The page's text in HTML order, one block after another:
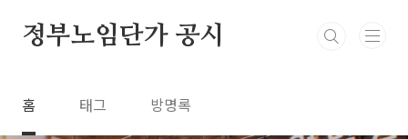
정부노임단가 공시
홈 태그 방명록